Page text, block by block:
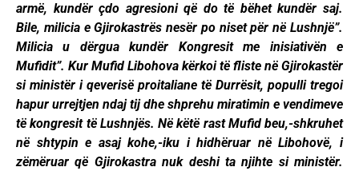
armë, kundër çdo agresioni që do të bëhet kundër saj.
Bile, milicia e Gjirokastrës nesër po niset për në Lushnjë”.
Milicia u dërgua kundër Kongresit me inisiativën e
Mufidit”. Kur Mufid Libohova kërkoi të fliste në Gjirokastër
si ministër i qeverisë proitaliane të Durrësit, populli tregoi
hapur urrejtjen ndaj tij dhe shprehu miratimin e vendimeve
të kongresit të Lushnjës. Në këtë rast Mufid beu,-shkruhet
në shtypin e asaj kohe,-iku i hidhëruar në Libohovë, i
zëmëruar që Gjirokastra nuk deshi ta njihte si ministër.